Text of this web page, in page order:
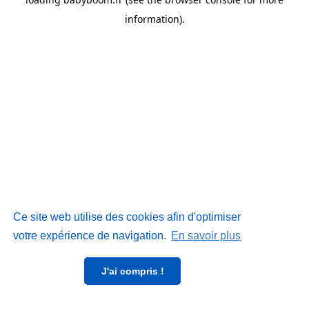
Ce site web utilise des cookies afin d'optimiser
votre expérience de navigation. En savoir plus
J'ai compris !
information).